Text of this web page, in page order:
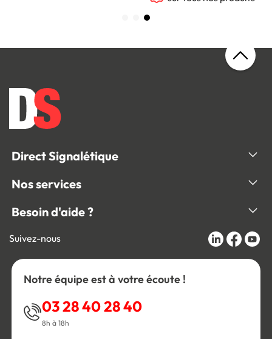
Direct Signalétique
Nos services
Besoin d'aide ?
Suivez-nous
Notre équipe est à votre écoute !
03 28 40 28 40
8h à 18h